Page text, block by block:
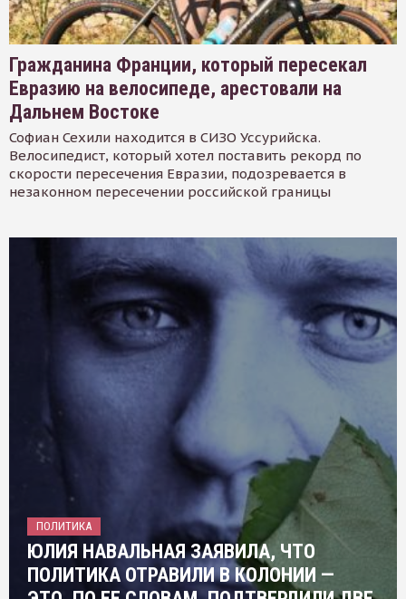
Гражданина Франции, который пересекал
Евразию на велосипеде, арестовали на
Дальнем Востоке
Софиан Сехили находится в СИЗО Уссурийска.
Велосипедист, который хотел поставить рекорд по
скорости пересечения Евразии, подозревается в
незаконном пересечении российской границы
ПОЛИТИКА
ЮЛИЯ НАВАЛЬНАЯ ЗАЯВИЛА, ЧТО
ПОЛИТИКА ОТРАВИЛИ В КОЛОНИИ —